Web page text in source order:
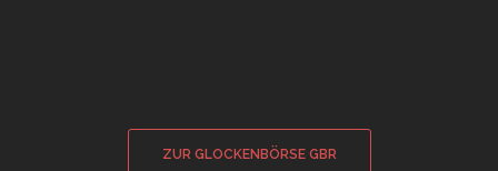
ZUR GLOCKENBÖRSE GBR